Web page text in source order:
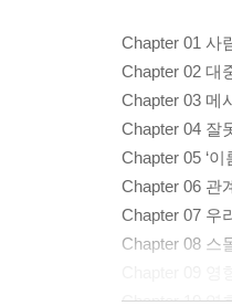
Chapter 01 사
Chapter 02 대
Chapter 03 메
Chapter 04 잘
Chapter 05 ‘
Chapter 06 관
Chapter 07 우
Chapter 08 스
Chapter 10 역